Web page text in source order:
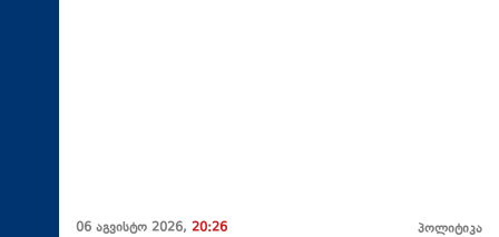
06 აგვისტო 2026, 20:26 პოლიტიკა